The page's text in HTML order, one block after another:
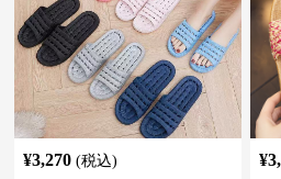
¥3,270 (税込)
¥